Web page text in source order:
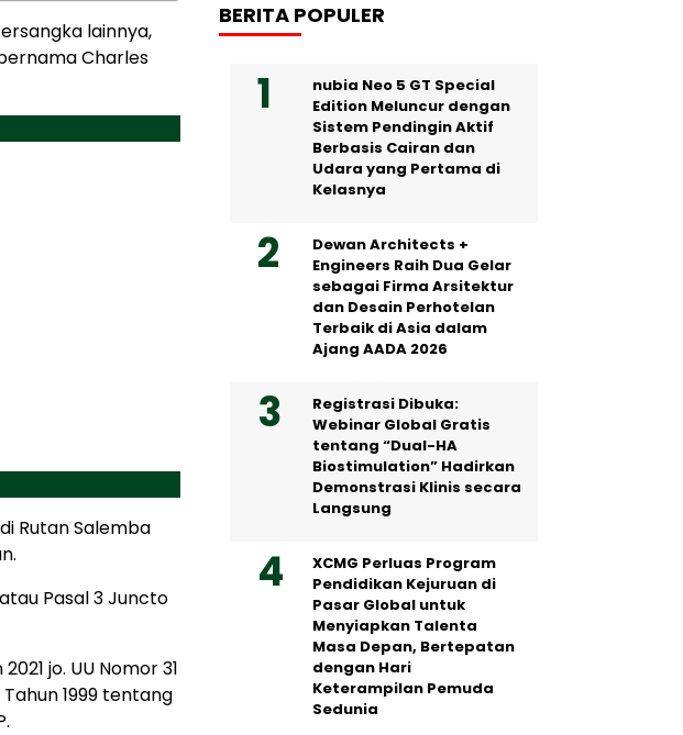
lainnya,
Charles
Rutan Salemba
Pasal 3 Juncto
jo. UU Nomor 31
1999 tentang
BERITA POPULER
nubia Neo 5 GT Special
Edition Meluncur dengan
Sistem Pendingin Aktif
Berbasis Cairan dan
Udara yang Pertama di
Kelasnya
Dewan Architects +
Engineers Raih Dua Gelar
sebagai Firma Arsitektur
dan Desain Perhotelan
Terbaik di Asia dalam
Ajang AADA 2026
Registrasi Dibuka:
Webinar Global Gratis
tentang “Dual-HA
Biostimulation” Hadirkan
Demonstrasi Klinis secara
Langsung
XCMG Perluas Program
Pendidikan Kejuruan di
Pasar Global untuk
Menyiapkan Talenta
Masa Depan, Bertepatan
dengan Hari
Keterampilan Pemuda
Sedunia